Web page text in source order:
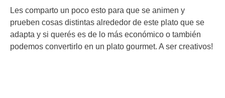
Les comparto un poco esto para que se animen y
prueben cosas distintas alrededor de este plato que se
adapta y si querés es de lo más económico o también
podemos convertirlo en un plato gourmet. A ser creativos!